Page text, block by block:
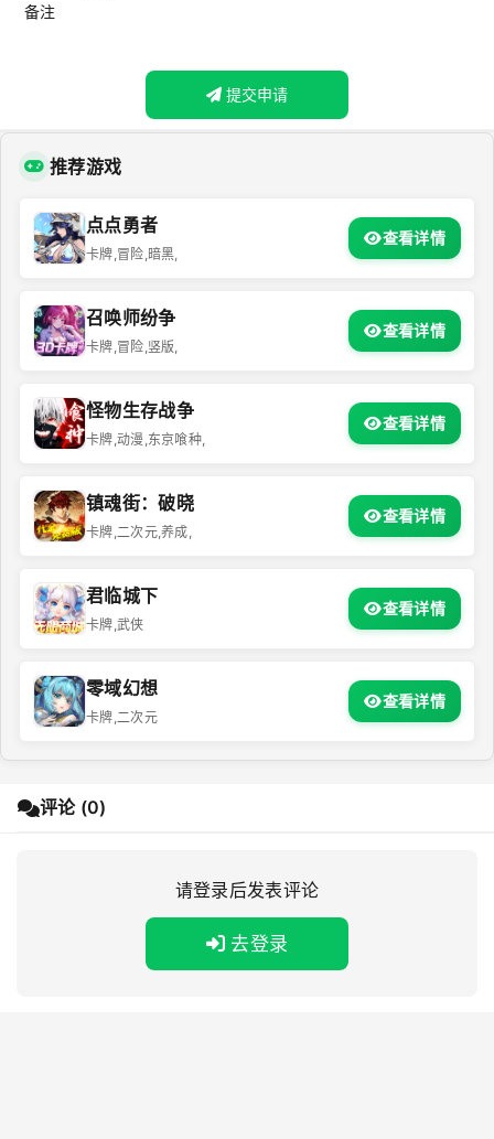
备注
提交申请
推荐游戏
点点勇者
卡牌,冒险,暗黑,
查看详情
召唤师纷争
卡牌,冒险,竖版,
查看详情
怪物生存战争
卡牌,动漫,东京喰种,
查看详情
镇魂街：破晓
卡牌,二次元,养成,
查看详情
君临城下
卡牌,武侠
查看详情
零域幻想
卡牌,二次元
查看详情
评论 (0)
请登录后发表评论
去登录